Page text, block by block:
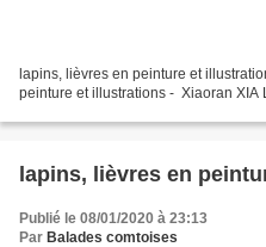
lapins, lièvres en peinture et
peinture et illustrations - Xiaoran
lapins, lièvres en
Publié le 08/01/2020 à 23:13
Par Balades comtoises